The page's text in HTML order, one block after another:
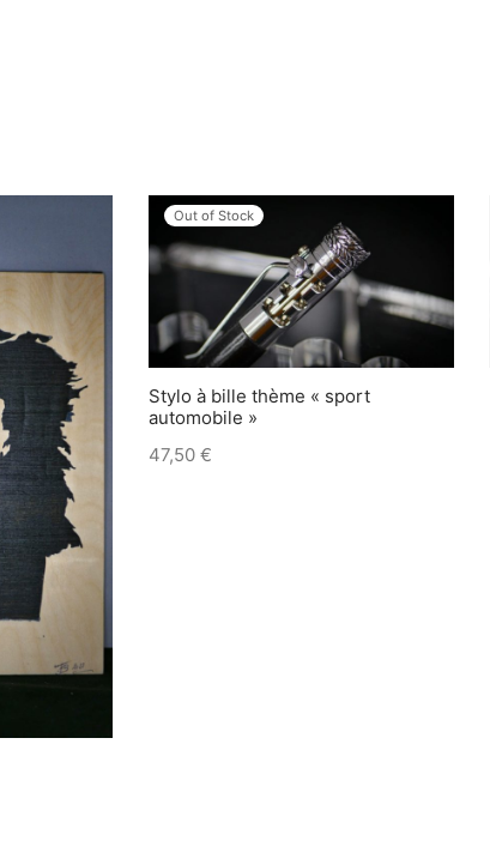
Out of Stock
Stylo à bille thème « sport
automobile »
47,50 €